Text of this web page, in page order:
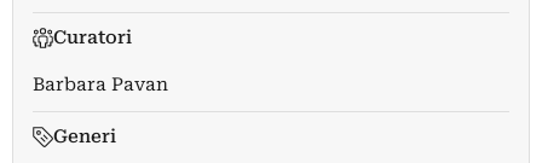
Curatori
Barbara Pavan
Generi